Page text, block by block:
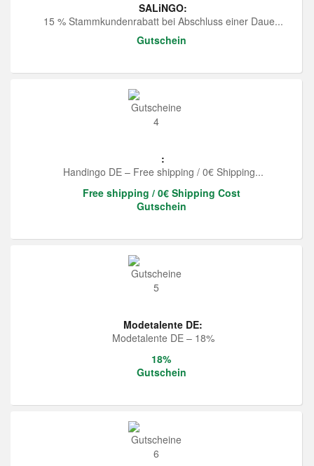
SALiNGO:
15 % Stammkundenrabatt bei Abschluss einer Daue...
Gutschein
:
Handingo DE – Free shipping / 0€ Shipping...
Free shipping / 0€ Shipping Cost
Gutschein
Modetalente DE:
Modetalente DE – 18%
18%
Gutschein